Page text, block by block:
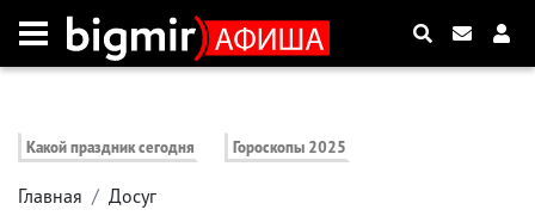
Какой праздник сегодня Гороскопы 2025
Главная Досуг